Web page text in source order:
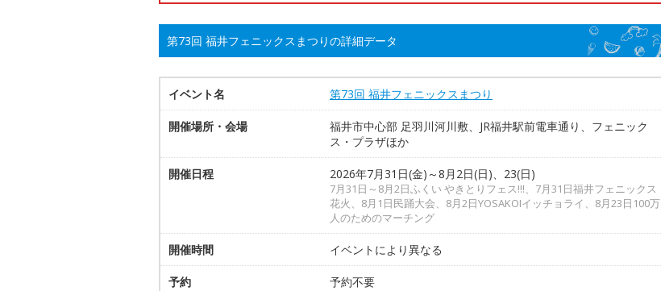
第73回 福井フェニックスまつりの詳細データ
イベント名 第73回 福井フェニックスまつり
開催場所・会場
福井市中心部 足羽川河川敷、JR福井駅前電車通り、フェニック
ス・プラザほか
開催日程 2026年7月31日(金)～8月2日(日)、23(日)
7月31日～8月2日ふくい やきとりフェス!!!、7月31日福井フェニックス
花火、8月1日民踊大会、8月2日YOSAKOIイッチョライ、8月23日100万
人のためのマーチング
開催時間 イベントにより異なる
予約 予約不要